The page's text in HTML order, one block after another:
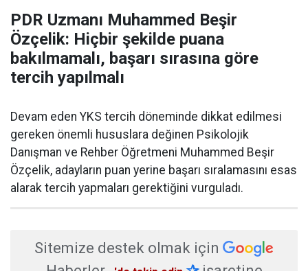
PDR Uzmanı Muhammed Beşir
Özçelik: Hiçbir şekilde puana
bakılmamalı, başarı sırasına göre
tercih yapılmalı
Devam eden YKS tercih döneminde dikkat edilmesi
gereken önemli hususlara değinen Psikolojik
Danışman ve Rehber Öğretmeni Muhammed Beşir
Özçelik, adayların puan yerine başarı sıralamasını esas
alarak tercih yapmaları gerektiğini vurguladı.
Sitemize destek olmak için